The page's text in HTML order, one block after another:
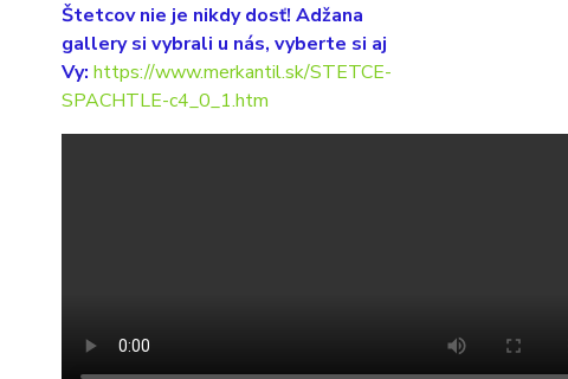
Štetcov nie je nikdy dosť! Adžana
gallery si vybrali u nás, vyberte si aj
Vy: https://www.merkantil.sk/STETCE-
SPACHTLE-c4_0_1.htm